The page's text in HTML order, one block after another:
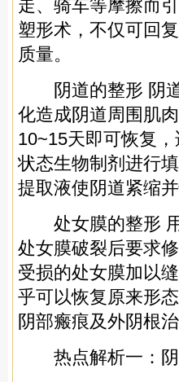
走、骑车等摩擦而
塑形术，不仅可回
质量。
阴道的整形 阴道
化造成阴道周围肌
10~15天即可恢复
状态生物制剂进行
提取液使阴道紧缩
处女膜的整形 用
处女膜破裂后要求
受损的处女膜加以
乎可以恢复原来形
阴部瘢痕及外阴根
热点解析一：阴